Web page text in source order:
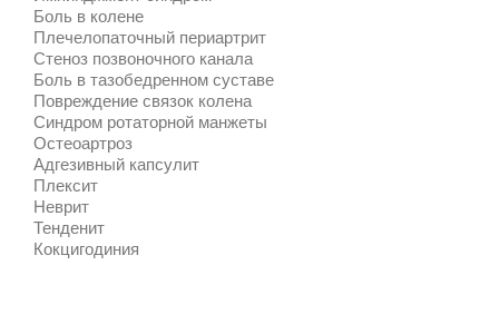
Боль в колене
Плечелопаточный периартрит
Стеноз позвоночного канала
Боль в тазобедренном суставе
Повреждение связок колена
Синдром ротаторной манжеты
Остеоартроз
Адгезивный капсулит
Плексит
Неврит
Тенденит
Кокцигодиния